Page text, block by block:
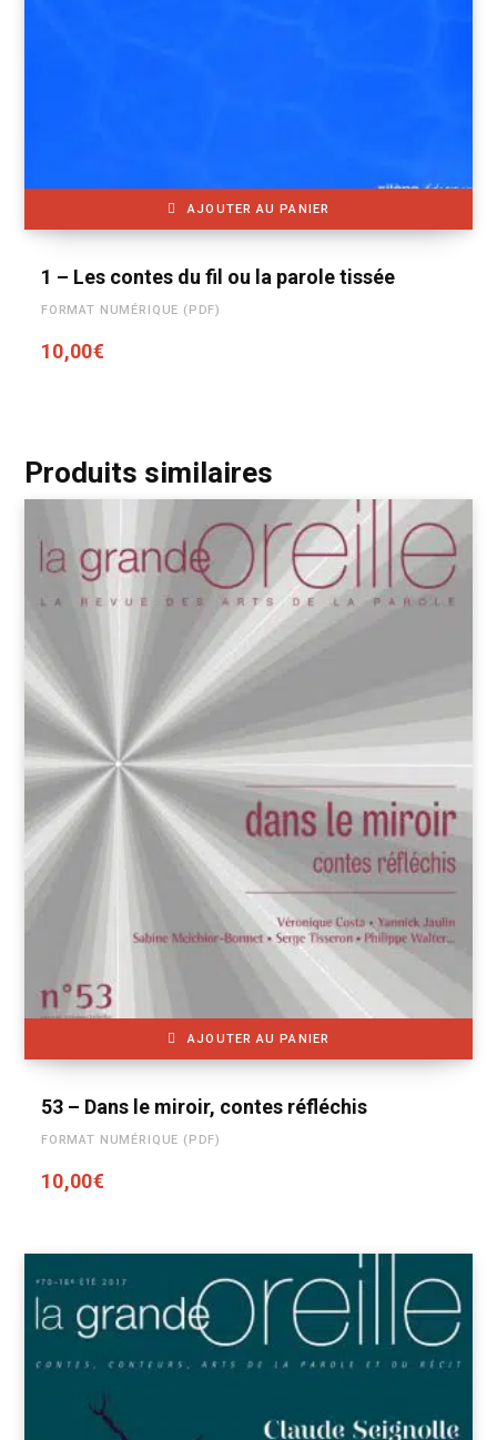
AJOUTER AU PANIER
1 – Les contes du fil ou la parole tissée
FORMAT NUMÉRIQUE (PDF)
10,00€
Produits similaires
AJOUTER AU PANIER
53 – Dans le miroir, contes réfléchis
FORMAT NUMÉRIQUE (PDF)
10,00€